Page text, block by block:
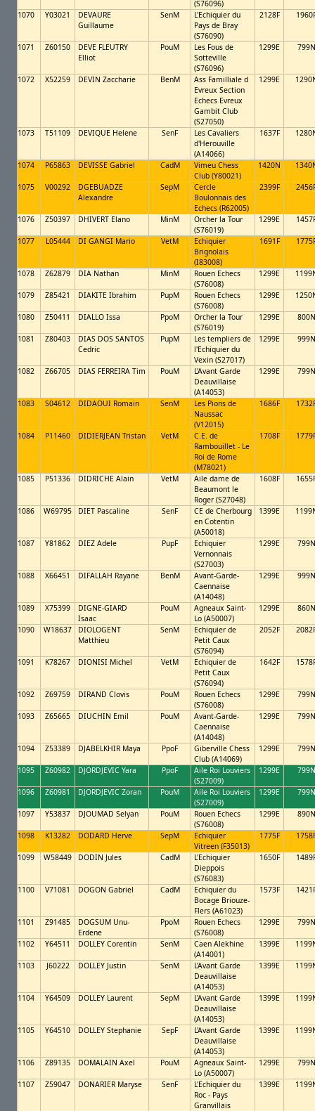
(S76096)
1070 Y03021
DEVAURE
Guillaume
SenM
L'Echiquier du
Pays de Bray
(S76090)
2128F
1071 Z60150
DEVE FLEUTRY
Elliot
PouM
Les Fous de
Sotteville
(S76096)
1299E 799N
1072 X52259 DEVIN Zaccharie BenM
Ass Familliale d
Evreux Section
Echecs Evreux
Gambit Club
(S27050)
1299E
1073 T51109 DEVIQUE Helene SenF
Les Cavaliers
d'Herouville
(A14066)
1637F
1074 P65863 DEVISSE Gabriel CadM
Vimeu Chess
Club (Y80021)
1420N
1075 V00292
DGEBUADZE
Alexandre
SepM
Cercle
Boulonnais des
Echecs (R62005)
2399F
1076 Z50397 DHIVERT Elano MinM
Orcher la Tour
(S76019)
1299E
1077 L05444 DI GANGI Mario VetM
Echiquier
Brignolais
(I83008)
1691F
1078 Z62879 DIA Nathan MinM
Rouen Echecs
(S76008)
1299E
1079 Z85421 DIAKITE Ibrahim PupM
Rouen Echecs
(S76008)
1299E
1080 Z50411 DIALLO Issa PpoM
Orcher la Tour
(S76019)
1299E 800N
1081 Z80403
DIAS DOS SANTOS
Cedric
PupM
Les templiers de
l'Echiquier du
Vexin (S27017)
1299E 999N
1082 Z66705 DIAS FERREIRA Tim PouM
L'Avant Garde
Deauvillaise
(A14053)
1299E 799N
1083 S04612 DIDAOUI Romain SenM
Les Pions de
Naussac
(V12015)
1686F
1084 P11460 DIDIERJEAN Tristan VetM
C.E. de
Rambouillet - Le
Roi de Rome
(M78021)
1708F
1085 P51336 DIDRICHE Alain VetM
Aile dame de
Beaumont le
Roger (S27048)
1608F
1086 W69795 DIET Pascaline SenF
CE de Cherbourg
en Cotentin
(A50018)
1399E
1087 Y81862 DIEZ Adele PupF
Echiquier
Vernonnais
(S27003)
1299E 799N
1088 X66451 DIFALLAH Rayane BenM
Avant-Garde-
Caennaise
(A14048)
1299E 999N
1089 X75399
DIGNE-GIARD
Isaac
PouM
Agneaux Saint-
Lo (A50007)
1299E 860N
1090 W18637
DIOLOGENT
Matthieu
SenM
Echiquier de
Petit Caux
(S76094)
2052F
1091 K78267 DIONISI Michel VetM
Echiquier de
Petit Caux
(S76094)
1642F
1092 Z69759 DIRAND Clovis PouM
Rouen Echecs
(S76008)
1299E 799N
1093 Z65665 DIUCHIN Emil PouM
Avant-Garde-
Caennaise
(A14048)
1299E 799N
1094 Z53389 DJABELKHIR Maya PpoF
Giberville Chess
Club (A14069)
1299E 799N
1095 Z60982 DJORDJEVIC Yara PpoF
Aile Roi Louviers
(S27009)
1299E 799N
1096 Z60981 DJORDJEVIC Zoran PouM
Aile Roi Louviers
(S27009)
1299E 799N
1097 Y53837 DJOUMAD Selyan PouM
Rouen Echecs
(S76008)
1299E 890N
1098 K13282 DODARD Herve SepM
Echiquier
Vitreen (F35013)
1775F
1099 W58449 DODIN Jules CadM
L'Echiquier
Dieppois
(S76083)
1650F
1100 V71081 DOGON Gabriel CadM
Echiquier du
Bocage Briouze-
Flers (A61023)
1573F
1101 Z91485
DOGSUM Unu-
Erdene
PpoM
Rouen Echecs
(S76008)
1299E 799N
1102 Y64511 DOLLEY Corentin SenM
Caen Alekhine
(A14001)
1399E
1103 J60222 DOLLEY Justin SenM
L'Avant Garde
Deauvillaise
(A14053)
1399E
1104 Y64509 DOLLEY Laurent SepM
L'Avant Garde
Deauvillaise
(A14053)
1399E
1105 Y64510 DOLLEY Stephanie SepF
L'Avant Garde
Deauvillaise
(A14053)
1399E
1106 Z89135 DOMALAIN Axel PouM
Agneaux Saint-
Lo (A50007)
1299E 799N
1107 Z59047 DONARIER Maryse SenF
L'Echiquier du
Roc - Pays
Granvillais
1399E